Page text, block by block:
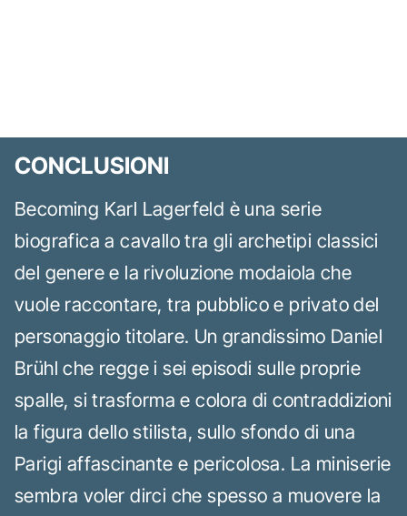
CONCLUSIONI
Becoming Karl Lagerfeld è una serie
biografica a cavallo tra gli archetipi classici
del genere e la rivoluzione modaiola che
vuole raccontare, tra pubblico e privato del
personaggio titolare. Un grandissimo Daniel
Brühl che regge i sei episodi sulle proprie
spalle, si trasforma e colora di contraddizioni
la figura dello stilista, sullo sfondo di una
Parigi affascinante e pericolosa. La miniserie
sembra voler dirci che spesso a muovere la